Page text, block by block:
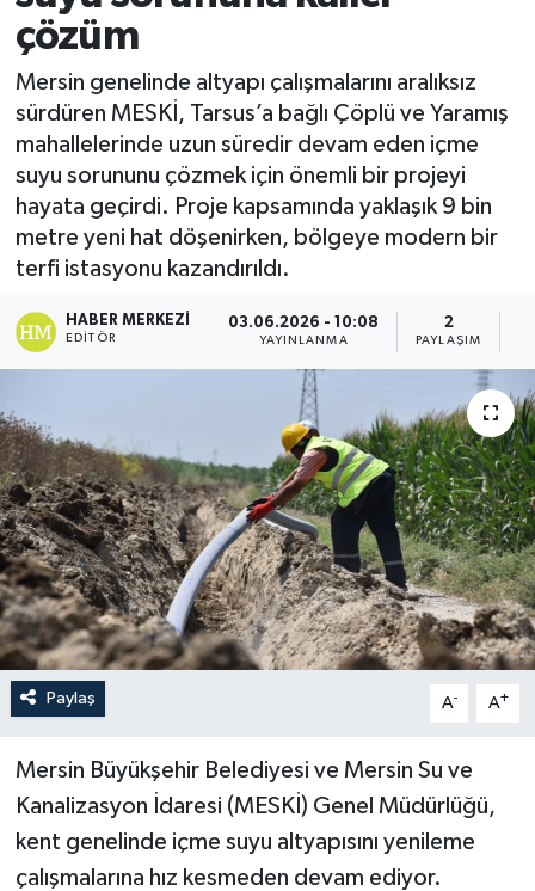
çözüm
Mersin genelinde altyapı çalışmalarını aralıksız
sürdüren MESKİ, Tarsus’a bağlı Çöplü ve Yaramış
mahallelerinde uzun süredir devam eden içme
suyu sorununu çözmek için önemli bir projeyi
hayata geçirdi. Proje kapsamında yaklaşık 9 bin
metre yeni hat döşenirken, bölgeye modern bir
terfi istasyonu kazandırıldı.
HABER MERKEZI
EDITÖR
03.06.2026 - 10:08
YAYINLANMA
2
PAYLAŞIM
Paylaş A- A+
Mersin Büyükşehir Belediyesi ve Mersin Su ve
Kanalizasyon İdaresi (MESKİ) Genel Müdürlüğü,
kent genelinde içme suyu altyapısını yenileme
çalışmalarına hız kesmeden devam ediyor.